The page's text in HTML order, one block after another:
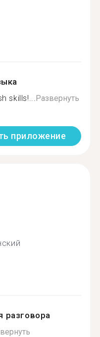
skills!...Развернуть
приложение